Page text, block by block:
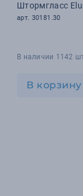
Штормгласс
арт. 30181.30
В наличии 1142
В корзину